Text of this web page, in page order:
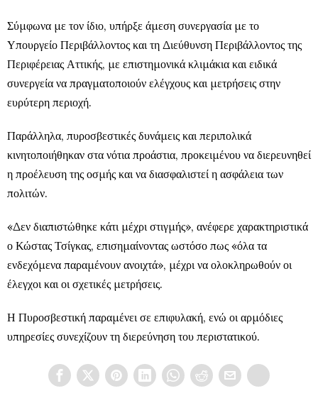
Σύμφωνα με τον ίδιο, υπήρξε άμεση συνεργασία με το
Υπουργείο Περιβάλλοντος και τη Διεύθυνση Περιβάλλοντος της
Περιφέρειας Αττικής, με επιστημονικά κλιμάκια και ειδικά
συνεργεία να πραγματοποιούν ελέγχους και μετρήσεις στην
ευρύτερη περιοχή.
Παράλληλα, πυροσβεστικές δυνάμεις και περιπολικά
κινητοποιήθηκαν στα νότια προάστια, προκειμένου να διερευνηθεί
η προέλευση της οσμής και να διασφαλιστεί η ασφάλεια των
πολιτών.
«Δεν διαπιστώθηκε κάτι μέχρι στιγμής», ανέφερε χαρακτηριστικά
ο Κώστας Τσίγκας, επισημαίνοντας ωστόσο πως «όλα τα
ενδεχόμενα παραμένουν ανοιχτά», μέχρι να ολοκληρωθούν οι
έλεγχοι και οι σχετικές μετρήσεις.
Η Πυροσβεστική παραμένει σε επιφυλακή, ενώ οι αρμόδιες
υπηρεσίες συνεχίζουν τη διερεύνηση του περιστατικού.